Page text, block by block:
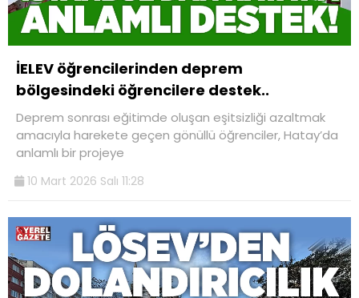
İELEV öğrencilerinden deprem
bölgesindeki öğrencilere destek..
Deprem sonrası eğitimde oluşan eşitsizliği azaltmak
amacıyla harekete geçen gönüllü öğrenciler, Hatay’da
anlamlı bir projeye
10 Mart 2026 Salı 11:28